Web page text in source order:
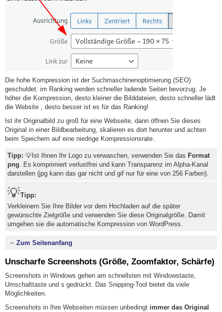
Die hohe Kompression ist der Suchmaschinenoptimierung (SEO)
geschuldet: im Ranking werden schneller ladende Seiten bevorzug. Je
höher die Kompression, desto kleiner die Bilddateien, desto schneller lädt
die Website , desto besser ist es für das Ranking!
Ist ihr Originalbild zu groß für eine Webseite, dann öffnen Sie dieses
Original in einer Bildbearbeitung, skalieren es dort herunter und achten
beim Speichern auf eine niedrige Kompressionsrate.
Tipp: 💡Ist Ihnen Ihr Logo zu verwaschen, verwenden Sie dasFormat
png . Es komprimiert verlustfrei und kann Transparenz im Alpha-Kanal
darstellen (jpg kann das gar nicht und gif nur für eine von 256 Farben).
💡Tipp:
Verkleinern Sie Ihre Bilder vor dem Hochladen auf die später
gewünschte Zielgröße und verwenden Sie diese Originalgröße. Damit
umgehen sie die automatische Kompression von WordPress.
Zum Seitenanfang
Unscharfe Screenshots (Größe, Zoomfaktor, Schärfe)
Screenshots in Windows gehen am schnellsten mit Windowstaste,
Umschalttaste und s gedrückt. Das Snipping-Tool bietet da viele
Möglichkeiten.
Screenshots in Ihre Webseiten müssen unbedingt immer das Original